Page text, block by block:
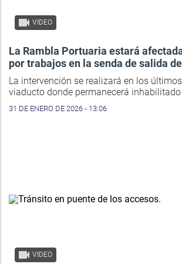
VIDEO
La Rambla Portuaria estará
por trabajos en la senda de salida
La intervención se realizará en los
viaducto donde permanecerá
31 DE ENERO DE 2026 - 13:06
VIDEO